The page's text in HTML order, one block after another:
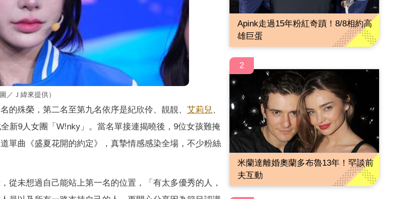
／Ｊ緯來提供）
的殊榮，第二名至第九名依序是紀欣伶、靚靚、 艾莉兒、
新9人女團「W!nky」。當名單接連揭曉後，9位女孩難掩
單曲《盛夏花開的約定》，真摯情感感染全場，不少粉絲
從未想過自己能站上第一名的位置，「有太多優秀的人，
Apink走過15年粉紅奇蹟！8/8相約高
雄巨蛋
2
米蘭達離婚奧蘭多布魯13年！罕談前
夫互動